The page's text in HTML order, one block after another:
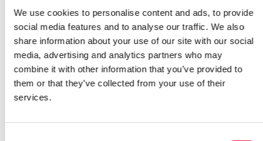
We use cookies to personalise content and ads, to provide
social media features and to analyse our traffic. We also
share information about your use of our site with our social
media, advertising and analytics partners who may
combine it with other information that you’ve provided to
them or that they’ve collected from your use of their
services.
также проводит программы профилактики ВИЧ-
В рамках официального визита в Бурунди Мишель
Сидибе встретился со вторым вице-президентом
Республики Бурунди Жерве Руфуйкири, который
взял на себя ведущую роль в усилиях страны по